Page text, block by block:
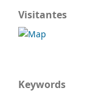
Visitantes
Keywords